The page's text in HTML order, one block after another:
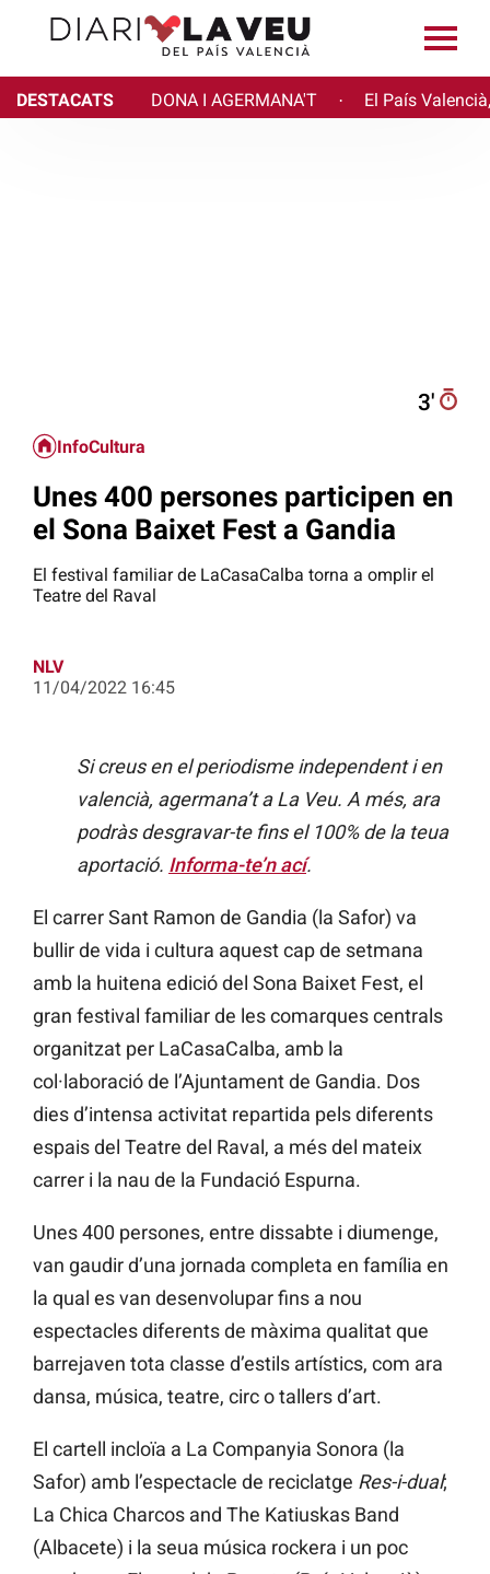
DESTACATS DONA I AGERMANA'T · El País
3′
InfoCultura
Unes 400 persones participen en
el Sona Baixet Fest a Gandia
El festival familiar de LaCasaCalba torna a omplir el
Teatre del Raval
NLV
11/04/2022 16:45
Si creus en el periodisme independent i en
valencià, agermana’t a La Veu. A més, ara
podràs desgravar-te fins el 100% de la teua
aportació. Informa-te’n ací.
El carrer Sant Ramon de Gandia (la Safor) va
bullir de vida i cultura aquest cap de setmana
amb la huitena edició del Sona Baixet Fest, el
gran festival familiar de les comarques centrals
organitzat per LaCasaCalba, amb la
col·laboració de l’Ajuntament de Gandia. Dos
dies d’intensa activitat repartida pels diferents
espais del Teatre del Raval, a més del mateix
carrer i la nau de la Fundació Espurna.
Unes 400 persones, entre dissabte i diumenge,
van gaudir d’una jornada completa en família en
la qual es van desenvolupar fins a nou
espectacles diferents de màxima qualitat que
barrejaven tota classe d’estils artístics, com ara
dansa, música, teatre, circ o tallers d’art.
El cartell incloïa a La Companyia Sonora (la
Safor) amb l’espectacle de reciclatge Res-i-dual;
La Chica Charcos and The Katiuskas Band
(Albacete) i la seua música rockera i un poc